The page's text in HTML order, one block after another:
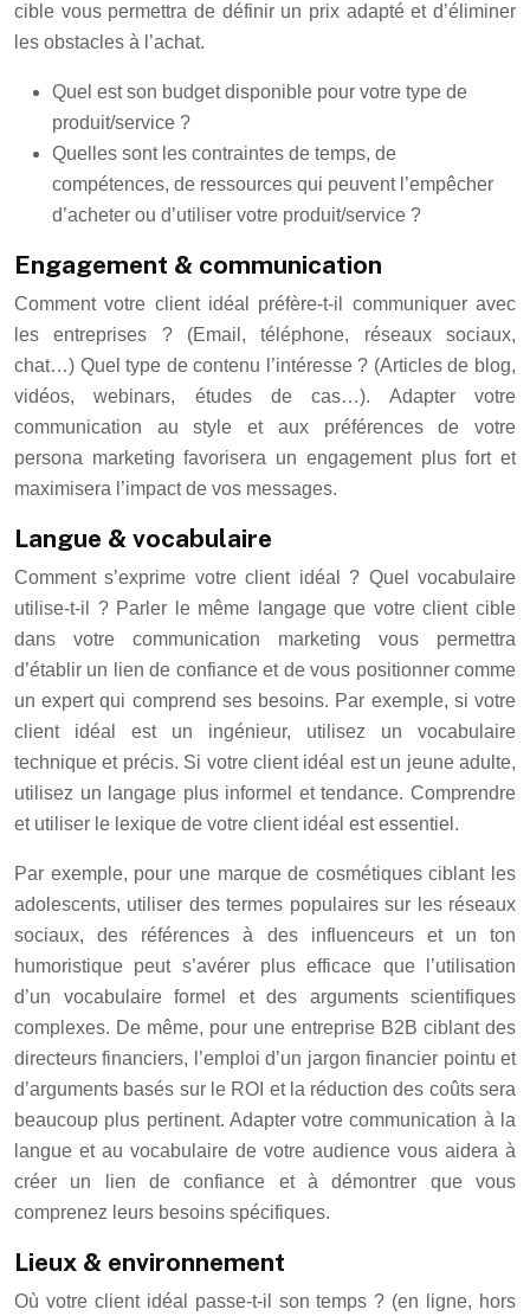
cible vous permettra de définir un prix adapté et d’éliminer
les obstacles à l’achat.
Quel est son budget disponible pour votre type de
produit/service ?
Quelles sont les contraintes de temps, de
compétences, de ressources qui peuvent l’empêcher
d’acheter ou d’utiliser votre produit/service ?
Engagement & communication
Comment votre client idéal préfère-t-il communiquer avec
les entreprises ? (Email, téléphone, réseaux sociaux,
chat…) Quel type de contenu l’intéresse ? (Articles de blog,
vidéos, webinars, études de cas…). Adapter votre
communication au style et aux préférences de votre
persona marketing favorisera un engagement plus fort et
maximisera l’impact de vos messages.
Langue & vocabulaire
Comment s’exprime votre client idéal ? Quel vocabulaire
utilise-t-il ? Parler le même langage que votre client cible
dans votre communication marketing vous permettra
d’établir un lien de confiance et de vous positionner comme
un expert qui comprend ses besoins. Par exemple, si votre
client idéal est un ingénieur, utilisez un vocabulaire
technique et précis. Si votre client idéal est un jeune adulte,
utilisez un langage plus informel et tendance. Comprendre
et utiliser le lexique de votre client idéal est essentiel.
Par exemple, pour une marque de cosmétiques ciblant les
adolescents, utiliser des termes populaires sur les réseaux
sociaux, des références à des influenceurs et un ton
humoristique peut s’avérer plus efficace que l’utilisation
d’un vocabulaire formel et des arguments scientifiques
complexes. De même, pour une entreprise B2B ciblant des
directeurs financiers, l’emploi d’un jargon financier pointu et
d’arguments basés sur le ROI et la réduction des coûts sera
beaucoup plus pertinent. Adapter votre communication à la
langue et au vocabulaire de votre audience vous aidera à
créer un lien de confiance et à démontrer que vous
comprenez leurs besoins spécifiques.
Lieux & environnement
Où votre client idéal passe-t-il son temps ? (en ligne, hors